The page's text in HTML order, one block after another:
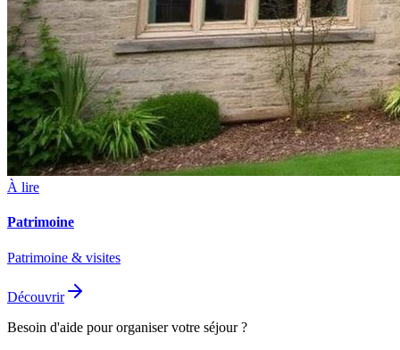
À lire
Patrimoine
Patrimoine & visites
Découvrir
Besoin d'aide pour organiser votre séjour ?